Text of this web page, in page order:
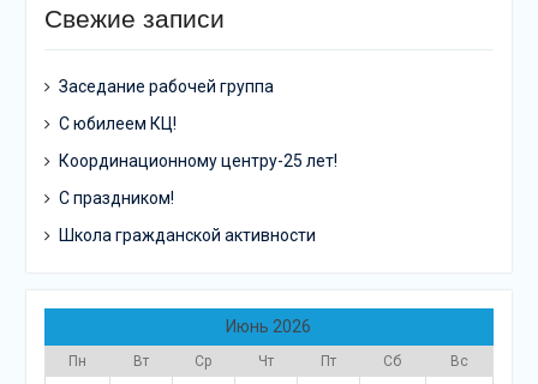
Свежие записи
Заседание рабочей группа
С юбилеем КЦ!
Координационному центру-25 лет!
С праздником!
Школа гражданской активности
Июнь 2026
Пн Вт Ср Чт Пт Сб
Вс